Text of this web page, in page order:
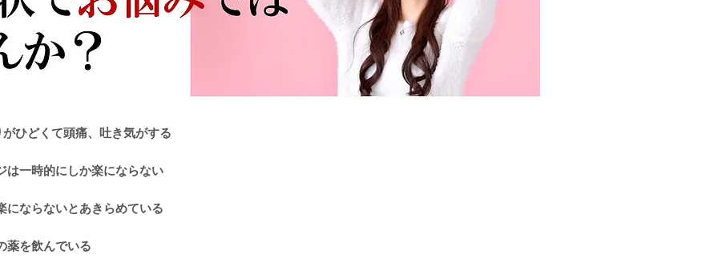
がひどくて頭痛、吐き気がする
は一時的にしか楽にならない
ならないとあきらめている
を飲んでいる